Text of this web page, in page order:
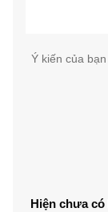
Ý kiến của
Hiện chưa